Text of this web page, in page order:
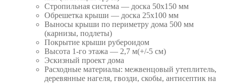
Стропильная система — доска 50х150 мм
Обрешетка крыши — доска 25х100 мм
Выносы крыши по периметру дома 500 мм
(карнизы, подлеты)
Покрытие крыши рубероидом
Высота 1-го этажа — 2,7 м(+/-5 см)
Эскизный проект дома
Расходные материалы: межвенцовый утеплитель,
деревянные нагеля, гвозди, скобы, антисептик на